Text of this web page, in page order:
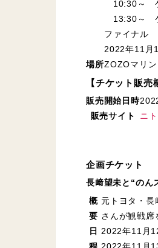
10:30～ ゲ
13:30～ ゲ
ファイナル
2022年11
場所ZOZOマリン
【チケット販売
販売開始日時
販売サイト
ニ
企画チケット
長﨑望未と“のん
概
要
元トヨタ・
さんが観戦席
日
程
2022年11月
2022年11月